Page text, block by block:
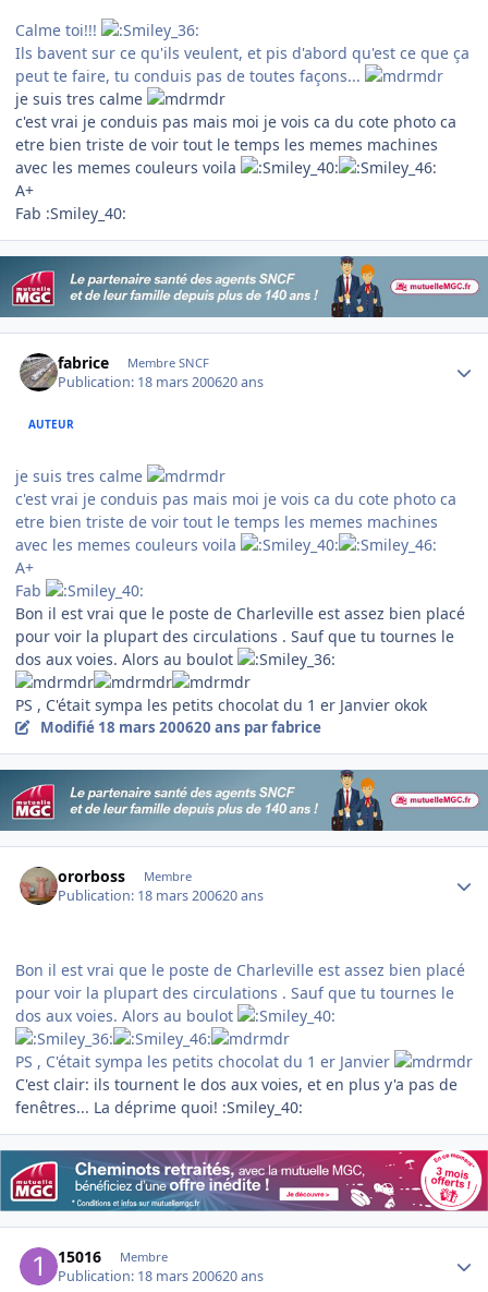
Calme toi!!!
Ils bavent sur ce qu'ils veulent, et pis d'abord qu'est ce que ça
peut te faire, tu conduis pas de toutes façons...
je suis tres calme
c'est vrai je conduis pas mais moi je vois ca du cote photo ca
etre bien triste de voir tout le temps les memes machines
avec les memes couleurs voila
A+
Fab :Smiley_40:
fabrice Membre SNCF
Publication: 18 mars 200620 ans
AUTEUR
je suis tres calme
c'est vrai je conduis pas mais moi je vois ca du cote photo ca
etre bien triste de voir tout le temps les memes machines
avec les memes couleurs voila
A+
Fab
Bon il est vrai que le poste de Charleville est assez bien placé
pour voir la plupart des circulations . Sauf que tu tournes le
dos aux voies. Alors au boulot
PS , C'était sympa les petits chocolat du 1 er Janvier okok
Modifié 18 mars 200620 ans par fabrice
ororboss Membre
Publication: 18 mars 200620 ans
Bon il est vrai que le poste de Charleville est assez bien placé
pour voir la plupart des circulations . Sauf que tu tournes le
dos aux voies. Alors au boulot
PS , C'était sympa les petits chocolat du 1 er Janvier
C'est clair: ils tournent le dos aux voies, et en plus y'a pas de
fenêtres... La déprime quoi! :Smiley_40:
15016 Membre
Publication: 18 mars 200620 ans